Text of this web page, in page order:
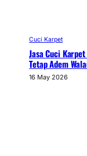
Cuci Karpet
Jasa Cuci
Tetap Adem
16 May 2026